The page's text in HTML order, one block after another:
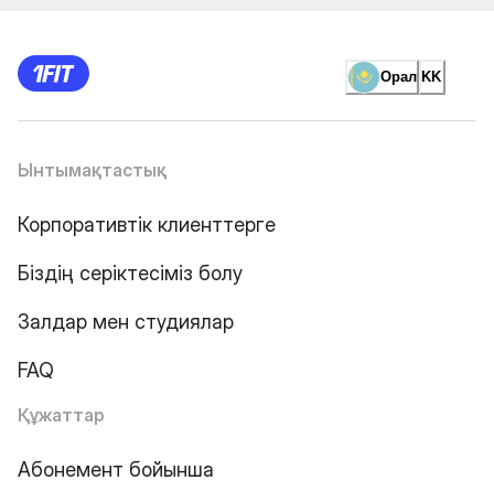
Орал KK
Ынтымақтастық
Корпоративтік клиенттерге
Біздің серіктесіміз болу
Залдар мен студиялар
FAQ
Құжаттар
Абонемент бойынша